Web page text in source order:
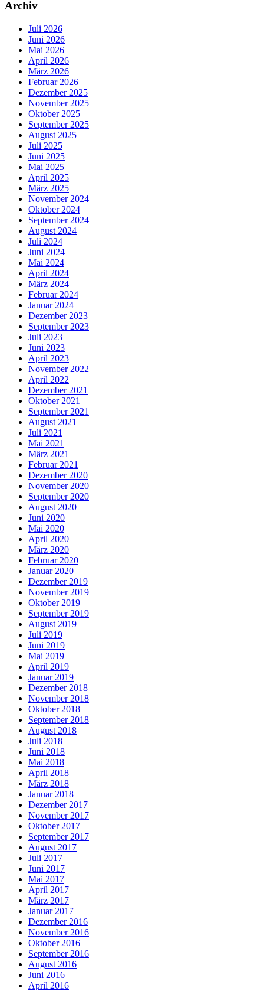
Archiv
Juli 2026
Juni 2026
Mai 2026
April 2026
März 2026
Februar 2026
Dezember 2025
November 2025
Oktober 2025
September 2025
August 2025
Juli 2025
Juni 2025
Mai 2025
April 2025
März 2025
November 2024
Oktober 2024
September 2024
August 2024
Juli 2024
Juni 2024
Mai 2024
April 2024
März 2024
Februar 2024
Januar 2024
Dezember 2023
September 2023
Juli 2023
Juni 2023
April 2023
November 2022
April 2022
Dezember 2021
Oktober 2021
September 2021
August 2021
Juli 2021
Mai 2021
März 2021
Februar 2021
Dezember 2020
November 2020
September 2020
August 2020
Juni 2020
Mai 2020
April 2020
März 2020
Februar 2020
Januar 2020
Dezember 2019
November 2019
Oktober 2019
September 2019
August 2019
Juli 2019
Juni 2019
Mai 2019
April 2019
Januar 2019
Dezember 2018
November 2018
Oktober 2018
September 2018
August 2018
Juli 2018
Juni 2018
Mai 2018
April 2018
März 2018
Januar 2018
Dezember 2017
November 2017
Oktober 2017
September 2017
August 2017
Juli 2017
Juni 2017
Mai 2017
April 2017
März 2017
Januar 2017
Dezember 2016
November 2016
Oktober 2016
September 2016
August 2016
Juni 2016
April 2016